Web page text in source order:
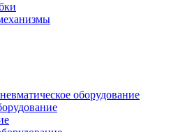
оборудование